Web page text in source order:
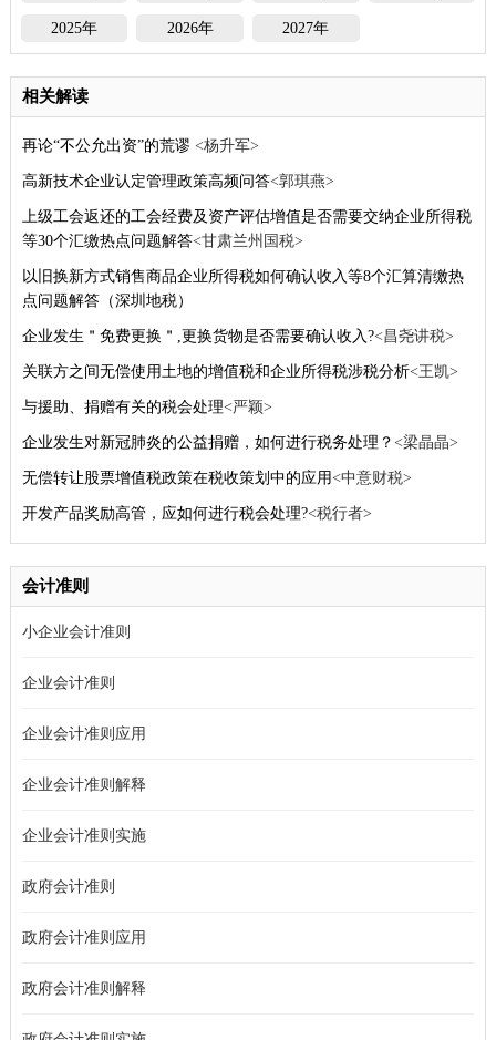
2025年 2026年 2027年
相关解读
再论“不公允出资”的荒谬 <杨升军>
高新技术企业认定管理政策高频问答<郭琪燕>
上级工会返还的工会经费及资产评估增值是否需要交纳企业所得税
等30个汇缴热点问题解答<甘肃兰州国税>
以旧换新方式销售商品企业所得税如何确认收入等8个汇算清缴热
点问题解答（深圳地税）
企业发生＂免费更换＂,更换货物是否需要确认收入?<昌尧讲税>
关联方之间无偿使用土地的增值税和企业所得税涉税分析<王凯>
与援助、捐赠有关的税会处理<严颖>
企业发生对新冠肺炎的公益捐赠，如何进行税务处理？ <梁晶晶>
无偿转让股票增值税政策在税收策划中的应用<中意财税>
开发产品奖励高管，应如何进行税会处理?<税行者>
会计准则
小企业会计准则
企业会计准则
企业会计准则应用
企业会计准则解释
企业会计准则实施
政府会计准则
政府会计准则应用
政府会计准则解释